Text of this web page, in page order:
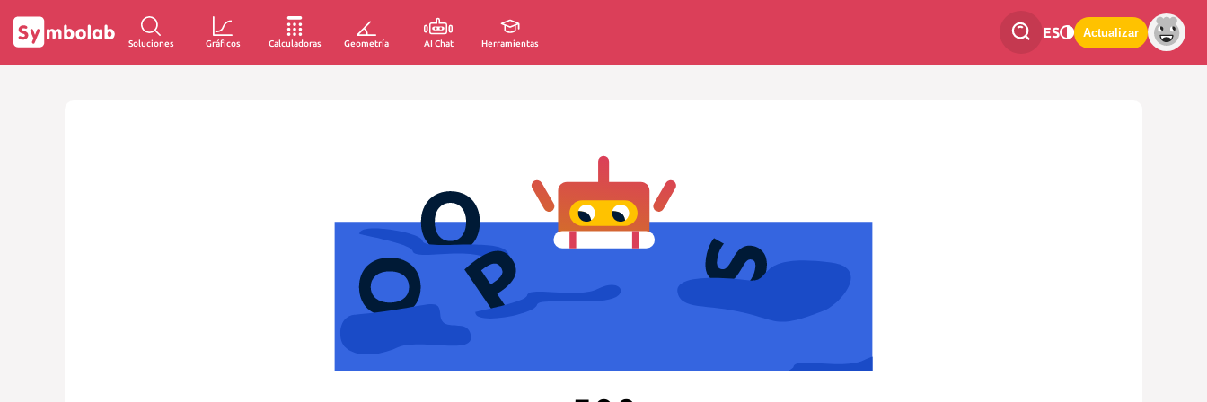
Soluciones Gráficos Calculadoras Geometría AI Chat Herramientas
ES Actualizar